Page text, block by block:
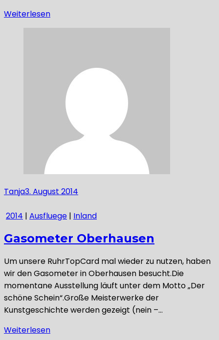
Weiterlesen
Tanja3. August 2014
2014 | Ausfluege | Inland
Gasometer Oberhausen
Um unsere RuhrTopCard mal wieder zu nutzen, haben
wir den Gasometer in Oberhausen besucht.Die
momentane Ausstellung läuft unter dem Motto „Der
schöne Schein“.Große Meisterwerke der
Kunstgeschichte werden gezeigt (nein –…
Weiterlesen